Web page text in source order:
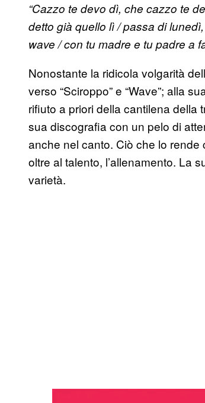
“Cazzo te devo dì, che cazzo te
detto già quello lì / passa di
wave / con tu madre e tu padre a
Nonostante la ridicola volgarità
verso “Sciroppo” e “Wave”; alla
rifiuto a priori della cantilena
sua discografia con un pelo di
anche nel canto. Ciò che lo
oltre al talento, l’allenamento. La
varietà.